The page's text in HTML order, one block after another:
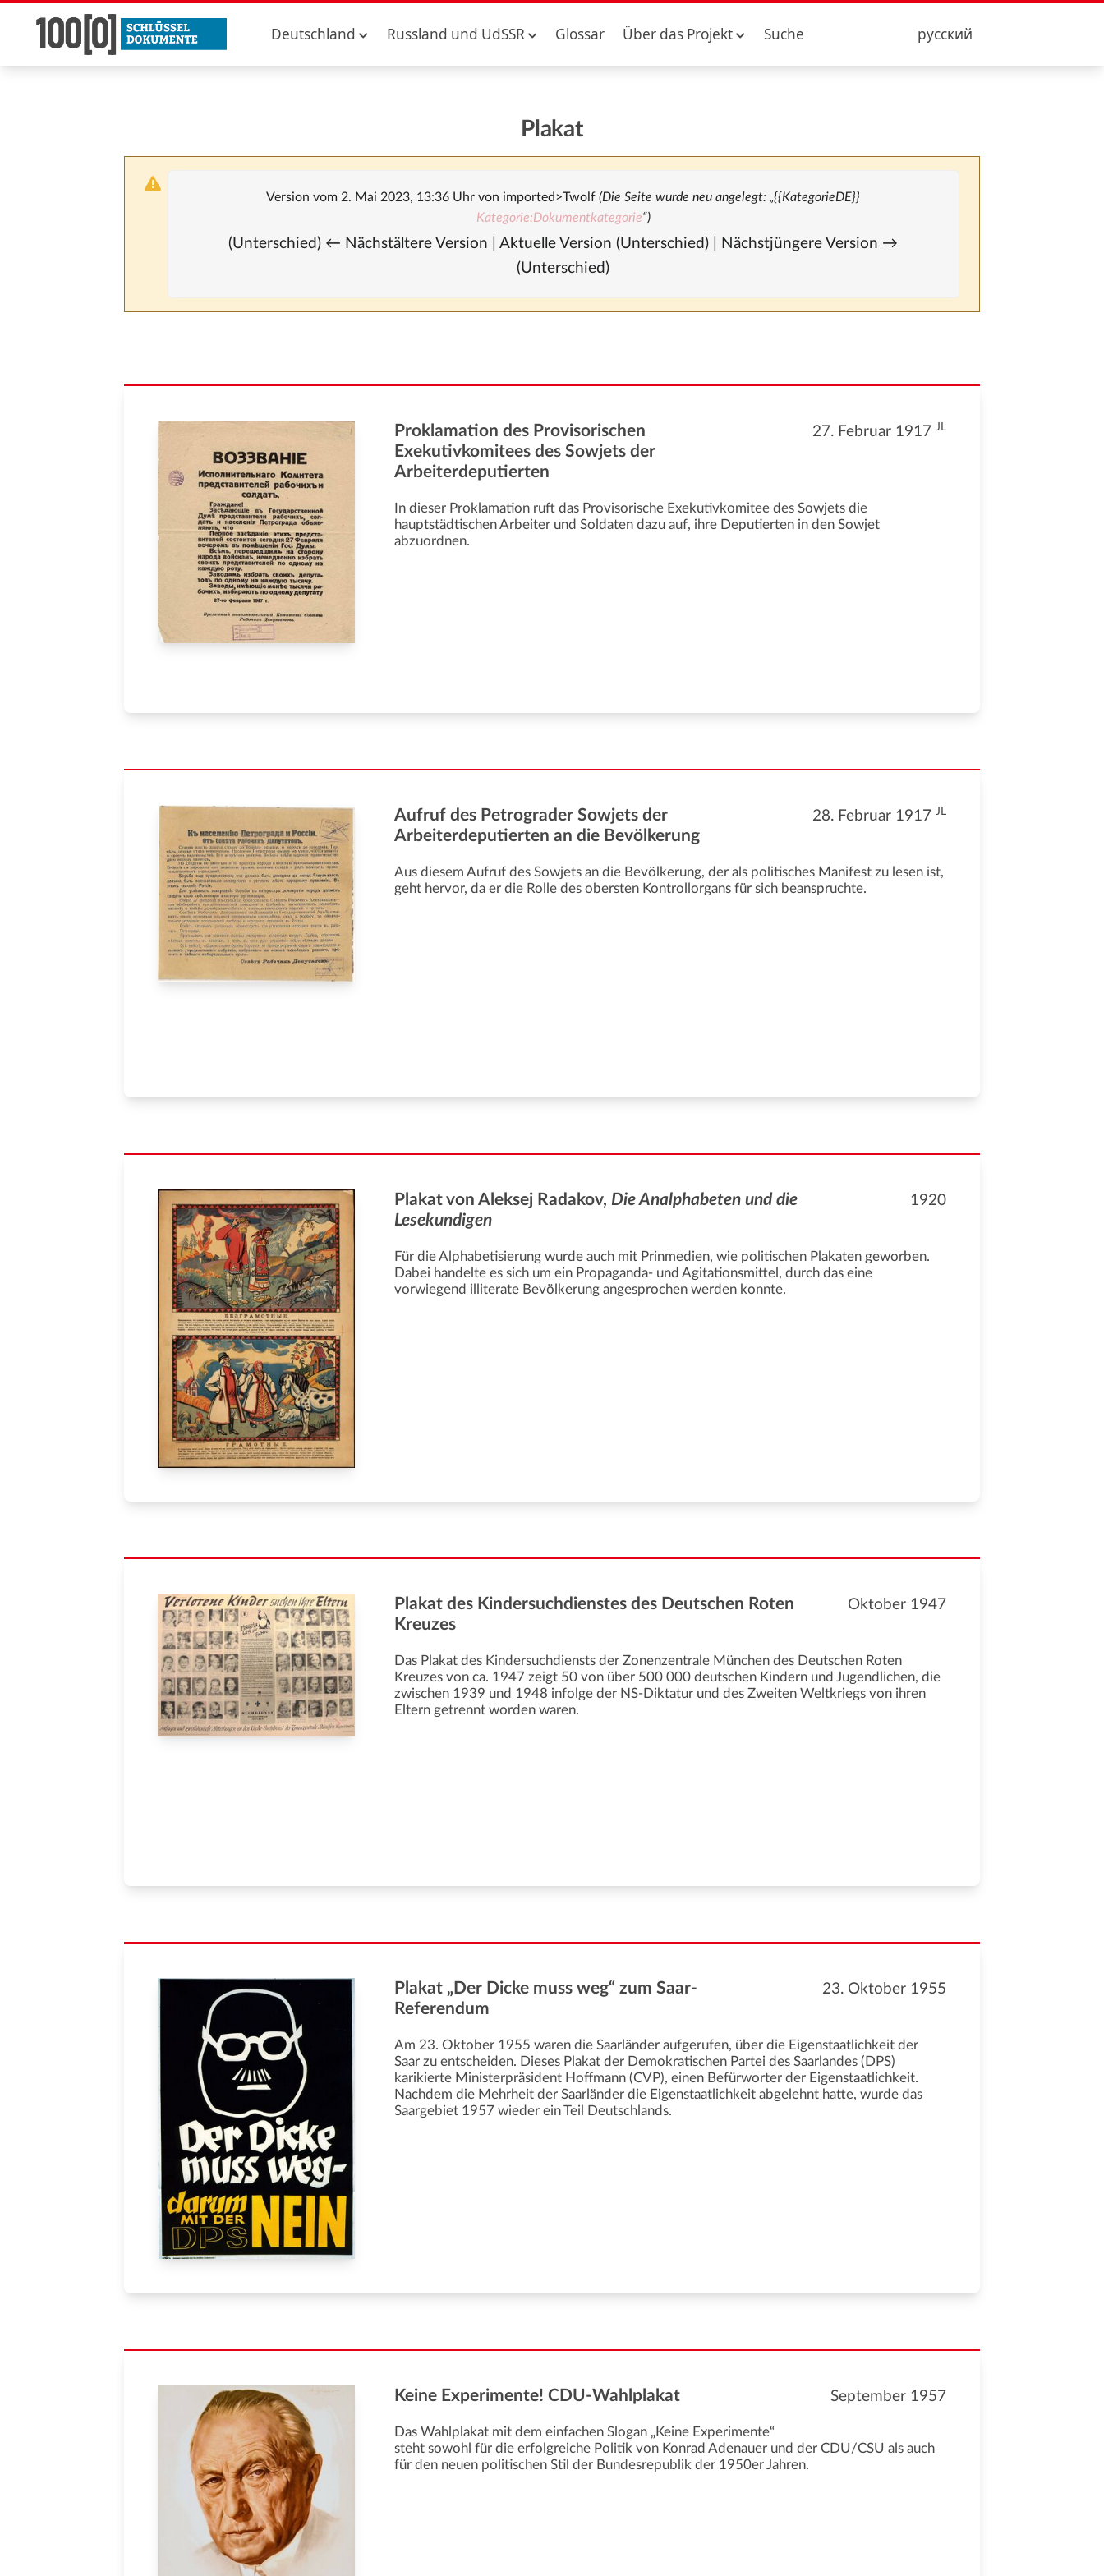
Deutschland Russland und UdSSR Glossar Über das Projekt Suche русский
Plakat
Version vom 2. Mai 2023, 13:36 Uhr von imported>Twolf (Die Seite wurde neu angelegt: „{{KategorieDE}}
Kategorie:Dokumentkategorie“)
(Unterschied) ← Nächstältere Version | Aktuelle Version (Unterschied) | Nächstjüngere Version →
(Unterschied)
27. Februar 1917 JL
Proklamation des Provisorischen
Exekutivkomitees des Sowjets der
Arbeiterdeputierten
In dieser Proklamation ruft das Provisorische Exekutivkomitee des Sowjets die
hauptstädtischen Arbeiter und Soldaten dazu auf, ihre Deputierten in den Sowjet
abzuordnen.
28. Februar 1917 JL
Aufruf des Petrograder Sowjets der
Arbeiterdeputierten an die Bevölkerung
Aus diesem Aufruf des Sowjets an die Bevölkerung, der als politisches Manifest zu lesen ist,
geht hervor, da er die Rolle des obersten Kontrollorgans für sich beanspruchte.
1920
Plakat von Aleksej Radakov, Die Analphabeten und die
Lesekundigen
Für die Alphabetisierung wurde auch mit Prinmedien, wie politischen Plakaten geworben.
Dabei handelte es sich um ein Propaganda- und Agitationsmittel, durch das eine
vorwiegend illiterate Bevölkerung angesprochen werden konnte.
Oktober 1947
Plakat des Kindersuchdienstes des Deutschen Roten
Kreuzes
Das Plakat des Kindersuchdiensts der Zonenzentrale München des Deutschen Roten
Kreuzes von ca. 1947 zeigt 50 von über 500 000 deutschen Kindern und Jugendlichen, die
zwischen 1939 und 1948 infolge der NS-Diktatur und des Zweiten Weltkriegs von ihren
Eltern getrennt worden waren.
23. Oktober 1955
Plakat „Der Dicke muss weg“ zum Saar-
Referendum
Am 23. Oktober 1955 waren die Saarländer aufgerufen, über die Eigenstaatlichkeit der
Saar zu entscheiden. Dieses Plakat der Demokratischen Partei des Saarlandes (DPS)
karikierte Ministerpräsident Hoffmann (CVP), einen Befürworter der Eigenstaatlichkeit.
Nachdem die Mehrheit der Saarländer die Eigenstaatlichkeit abgelehnt hatte, wurde das
Saargebiet 1957 wieder ein Teil Deutschlands.
September 1957
Keine Experimente! CDU-Wahlplakat
Das Wahlplakat mit dem einfachen Slogan „Keine Experimente“
steht sowohl für die erfolgreiche Politik von Konrad Adenauer und der CDU/CSU als auch
für den neuen politischen Stil der Bundesrepublik der 1950er Jahren.